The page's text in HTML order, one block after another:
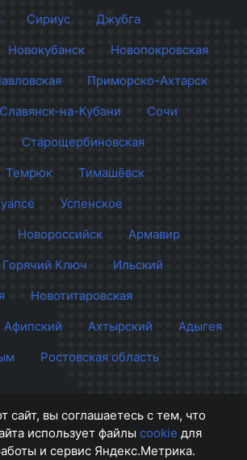
Сириус
Джубга
Новокубанск
Новопокровская
Приморско-Ахтарск
Славянск-на-Кубани
Сочи
Старощербиновская
Темрюк
Тимашёвск
Успенское
Новороссийск
Армавир
Горячий Ключ
Ильский
Новотитаровская
Афипский Ахтырский
Адыгея
Ростовская область
сайт, вы соглашаетесь с тем, что
использует файлы cookie для
и сервис Яндекс.Метрика.